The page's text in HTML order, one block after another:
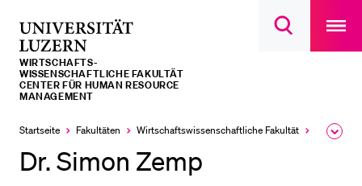
Suchdialog
main
WIRTSCHAFTS­­­
WISSENSCHAFTLICHE FAKULTÄT
CENTER FÜR HUMAN RESOURCE
MANAGEMENT
Startseite Fakultäten Wirtschafts­wissenschaftliche Fakultät
Dr. Simon Zemp
LETZTE SUCHEN
Sie haben noch keine Suche getätigt.
Schulklassen und Lehrpersonen
Studien­interessierte